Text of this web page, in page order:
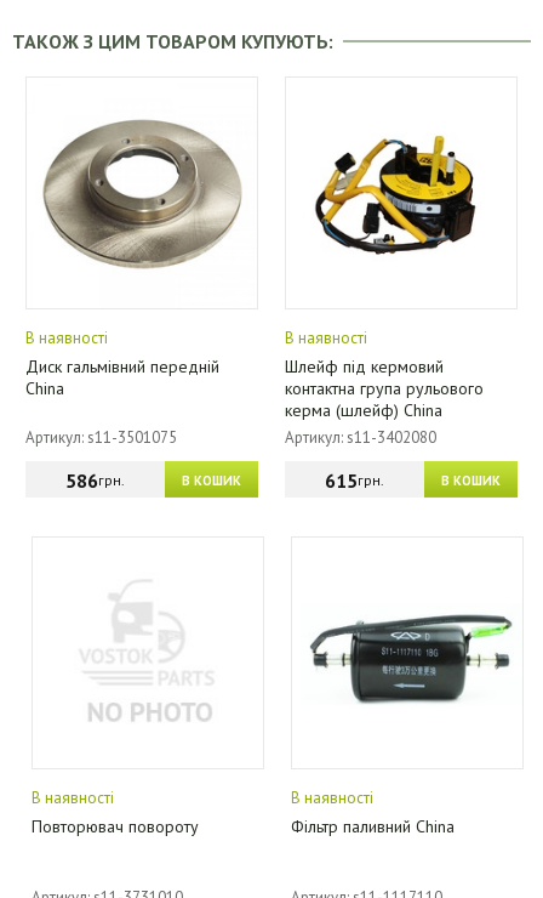
ТАКОЖ З ЦИМ ТОВАРОМ КУПУЮТЬ:
В наявності
Диск гальмівний передній
China
Артикул: s11-3501075
В КОШИК
586грн.
В наявності
Шлейф під кермовий
контактна група рульового
керма (шлейф) China
Артикул: s11-3402080
В КОШИК
615грн.
В наявності
Повторювач повороту
В наявності
Фільтр паливний China